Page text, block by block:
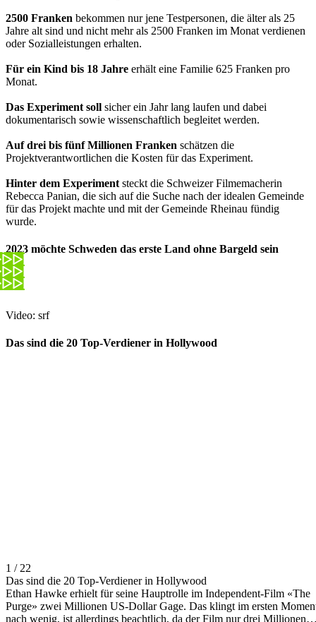
2500 Franken bekommen nur jene Testpersonen, die älter als 25
Jahre alt sind und nicht mehr als 2500 Franken im Monat verdienen
oder Sozialleistungen erhalten.
Für ein Kind bis 18 Jahre erhält eine Familie 625 Franken pro
Monat.
Das Experiment soll sicher ein Jahr lang laufen und dabei
dokumentarisch sowie wissenschaftlich begleitet werden.
Auf drei bis fünf Millionen Franken schätzen die
Projektverantwortlichen die Kosten für das Experiment.
Hinter dem Experiment steckt die Schweizer Filmemacherin
Rebecca Panian, die sich auf die Suche nach der idealen Gemeinde
für das Projekt machte und mit der Gemeinde Rheinau fündig
wurde.
2023 möchte Schweden das erste Land ohne Bargeld sein
Video: srf
Das sind die 20 Top-Verdiener in Hollywood
1 / 22
Das sind die 20 Top-Verdiener in Hollywood
Ethan Hawke erhielt für seine Hauptrolle im Independent-Film «The
Purge» zwei Millionen US-Dollar Gage. Das klingt im ersten
nach wenig, ist allerdings beachtlich, da der Film nur drei Millionen